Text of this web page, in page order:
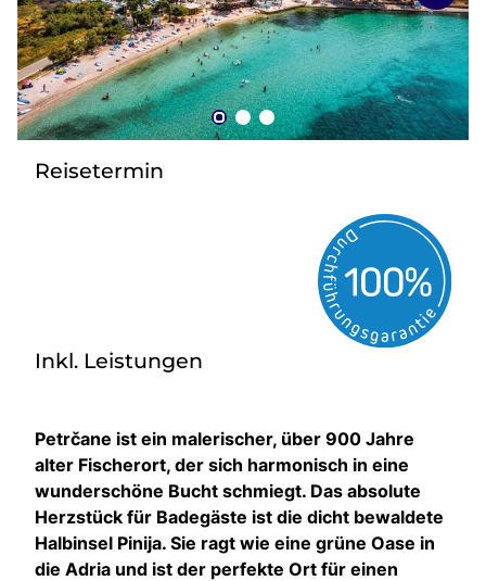
Reisetermin
Inkl. Leistungen
Petrčane ist ein malerischer, über 900 Jahre
alter Fischerort, der sich harmonisch in eine
wunderschöne Bucht schmiegt. Das absolute
Herzstück für Badegäste ist die dicht bewaldete
Halbinsel Pinija. Sie ragt wie eine grüne Oase in
die Adria und ist der perfekte Ort für einen